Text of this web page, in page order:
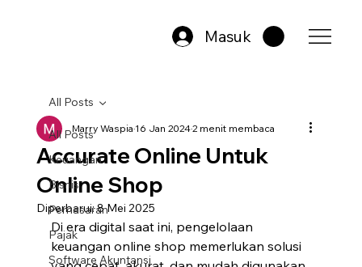
Masuk
All Posts
Keuangan
Bisnis
Pemasaran
Pajak
Software Akuntansi
All Posts
Accurate Online Untuk
Online Shop
Marry Waspia16 Jan 20242 menit membaca
Diperbarui:8 Mei 2025
Di era digital saat ini, pengelolaan
keuangan online shop memerlukan solusi